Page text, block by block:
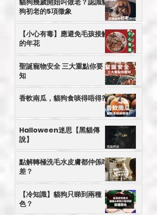
貓狗幾歲開始叫做老？認識貓
狗初老的5項徵象
【小心有毒】應避免毛孩接觸
的年花
聖誕寵物安全 三大重點你要
知
香軟南瓜，貓狗食啖得唔得?
Halloween迷思【黑貓傳
說】
點解轉極洗毛水皮膚都仲係咁
差？
【冷知識】貓狗只睇到兩種
色？